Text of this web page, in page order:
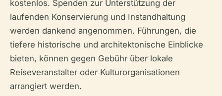
kostenlos. Spenden zur Unterstützung der
laufenden Konservierung und Instandhaltung
werden dankend angenommen. Führungen, die
tiefere historische und architektonische Einblicke
bieten, können gegen Gebühr über lokale
Reiseveranstalter oder Kulturorganisationen
arrangiert werden.